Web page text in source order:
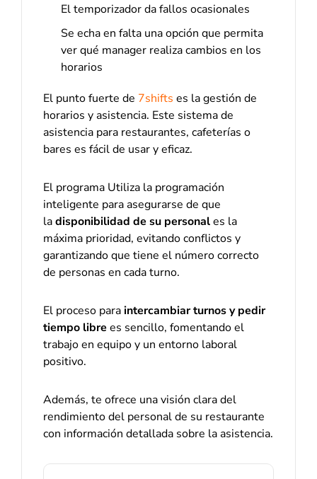
El temporizador da fallos ocasionales
Se echa en falta una opción que permita
ver qué manager realiza cambios en los
horarios
El punto fuerte de 7shifts es la gestión de
horarios y asistencia. Este sistema de
asistencia para restaurantes, cafeterías o
bares es fácil de usar y eficaz.
El programa Utiliza la programación
inteligente para asegurarse de que
ladisponibilidad de su personales la
máxima prioridad, evitando conflictos y
garantizando que tiene el número correcto
de personas en cada turno.
El proceso paraintercambiar turnos y pedir
tiempo libre es sencillo, fomentando el
trabajo en equipo y un entorno laboral
positivo.
Además, te ofrece una visión clara del
rendimiento del personal de su restaurante
con información detallada sobre la asistencia.